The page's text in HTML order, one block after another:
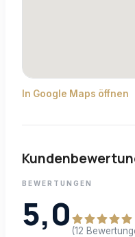
In Google Maps öffnen
BEWERTUNGEN
5,0 (12